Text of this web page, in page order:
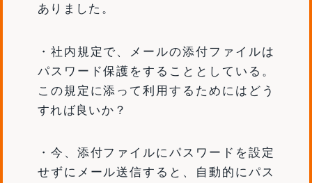
ありました。
・社内規定で、メールの添付ファイルは
パスワード保護をすることとしている。
この規定に添って利用するためにはどう
すれば良いか？
・今、添付ファイルにパスワードを設定
せずにメール送信すると、自動的にパス